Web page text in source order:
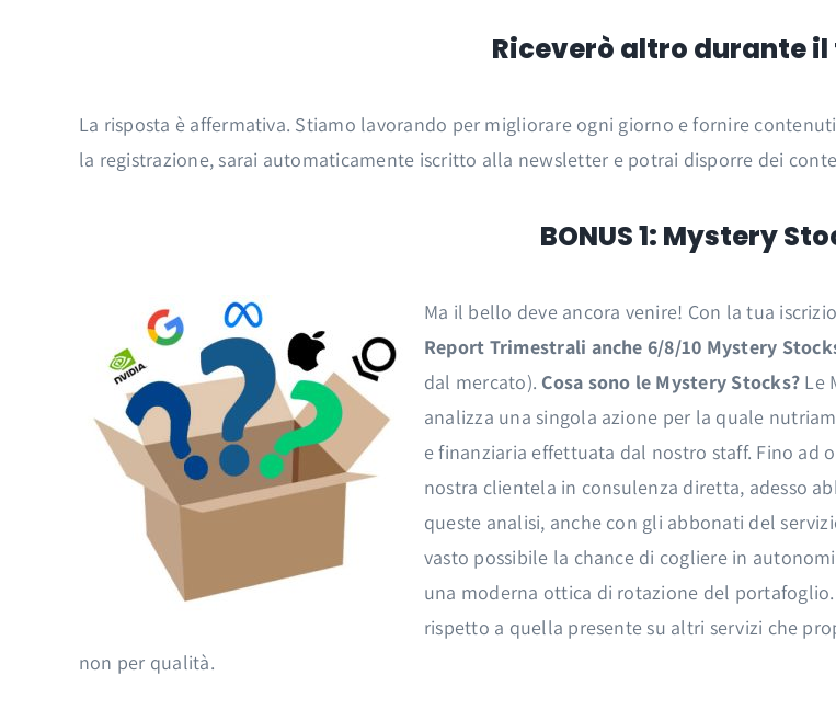
Riceverò altro durante
La risposta è affermativa. Stiamo lavorando per migliorare ogni giorno e fornire
la registrazione, sarai automaticamente iscritto alla newsletter e potrai disporre dei
BONUS 1: Mystery
Ma il bello deve ancora venire! Con la tua
Report Trimestrali anche 6/8/10 Mystery
dal mercato). Cosa sono le Mystery Stocks? Le
analizza una singola azione per la quale
e finanziaria effettuata dal nostro staff. Fino ad
nostra clientela in consulenza diretta, adesso
queste analisi, anche con gli abbonati del
vasto possibile la chance di cogliere in
una moderna ottica di rotazione del
rispetto a quella presente su altri servizi che
non per qualità.